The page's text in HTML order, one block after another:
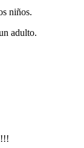
niños.
adulto.